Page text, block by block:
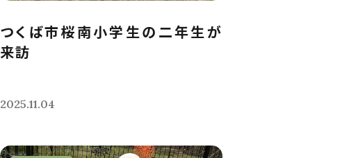
つくば市桜南小学生の二年生が
来訪
2025.11.04